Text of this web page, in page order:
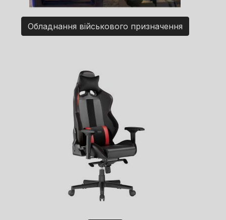
Обладнання військового призначення